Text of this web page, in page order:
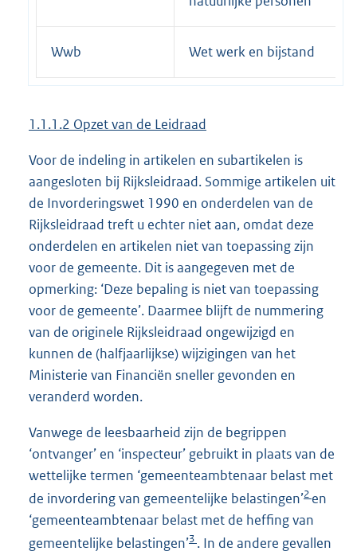
Wwb Wet werk en bijstand
1.1.1.2 Opzet van de Leidraad
Voor de indeling in artikelen en subartikelen is
aangesloten bij Rijksleidraad. Sommige artikelen uit
de Invorderingswet 1990 en onderdelen van de
Rijksleidraad treft u echter niet aan, omdat deze
onderdelen en artikelen niet van toepassing zijn
voor de gemeente. Dit is aangegeven met de
opmerking: ‘Deze bepaling is niet van toepassing
voor de gemeente’. Daarmee blijft de nummering
van de originele Rijksleidraad ongewijzigd en
kunnen de (halfjaarlijkse) wijzigingen van het
Ministerie van Financiën sneller gevonden en
veranderd worden.
Vanwege de leesbaarheid zijn de begrippen
‘ontvanger’ en ‘inspecteur’ gebruikt in plaats van de
wettelijke termen ‘gemeenteambtenaar belast met
de invordering van gemeentelijke belastingen’2 en
‘gemeenteambtenaar belast met de heffing van
gemeentelijke belastingen’3 . In de andere gevallen